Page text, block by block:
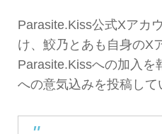
Parasite.Kiss公式Xアカ
け、鮫乃とあも自身のX
Parasite.Kissへの加入を
への意気込みを投稿して